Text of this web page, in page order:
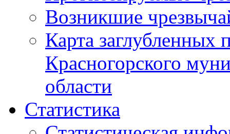
Возникшие
Карта
Красногорского
области
Статистика